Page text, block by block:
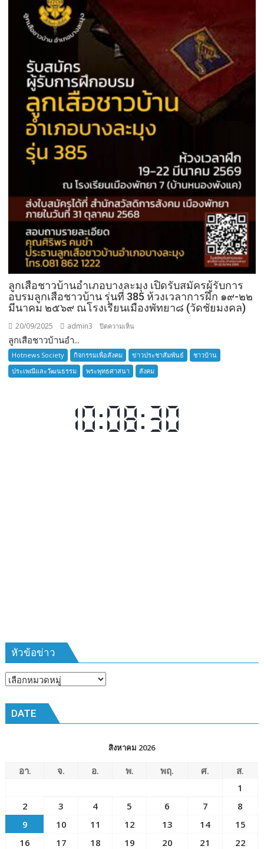
ลูกเสือชาวบ้านอำเภอบางละมุง เปิดรับสมัครผู้รับการ
อบรมลูกเสือชาวบ้าน รุ่นที่ 385 ห้วงเวลาการฝึก ๑๙-๒๒
มีนาคม ๒๕๖๙ ณโรงเรียนเมืองพัทยา๘ (วัดชัยมงคล)
20/09/2025 admin3 ปิดความเห็น
เสือ
ชาว
บ้าน
เปิด
รับ
๒๕๖๙
ลูกเสือชาวบ้านอำ...
Hotnews Society กิจกรรมเพื่อสังคม ข่าวประชาสัมพันธ์
ชาวบ้าน
ประเพณีและวัฒนธรรม
พระพุทธศาสนา สังคม
หัวข้อข่าว
หัวข้อ
DATE
สิงหาคม 2026
อา. จ. อ. พ. พฤ. ศ.
ส.
1
2
3 4 5 6 7
8
9
10 11 12 13 14
15
16
17 18 19 20 21
22